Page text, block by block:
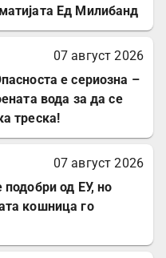
Ед Милибанд
07 август 2026
е сериозна –
вода за да се
треска!
07 август 2026
од ЕУ, но
кошница го